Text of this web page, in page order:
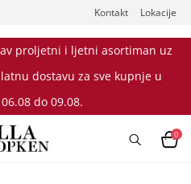
Kontakt Lokacije
proljetni i ljetni asortiman uz
dostavu za sve kupnje u
do 09.08.
0